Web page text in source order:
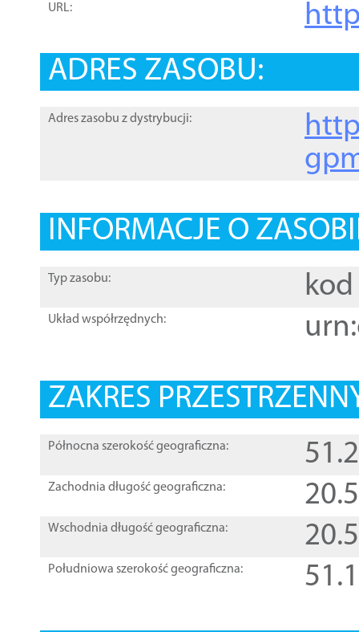
URL:
ADRES ZASOBU:
Adres zasobu z dystrybucji:
INFORMACJE O
Typ zasobu: kod
Układ współrzędnych:
ZAKRES
Północna szerokość geograficzna:
Zachodnia długość geograficzna:
Wschodnia długość geograficzna:
Południowa szerokość geograficzna: